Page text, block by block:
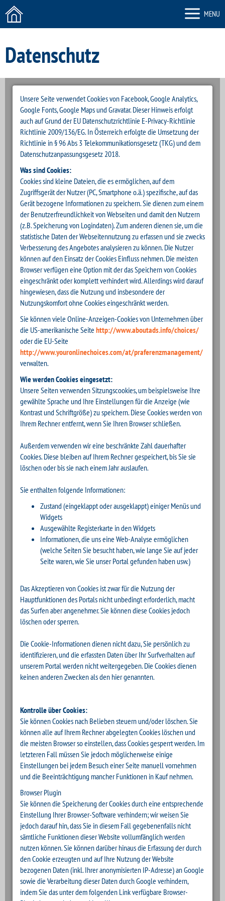
MENU
Datenschutz
Unsere Seite verwendet Cookies von Facebook, Google Analytics,
Google Fonts, Google Maps und Gravatar. Dieser Hinweis erfolgt
auch auf Grund der EU Datenschutzrichtlinie E-Privacy-Richtlinie
Richtlinie 2009/136/EG. In Österreich erfolgte die Umsetzung der
Richtlinie in § 96 Abs 3 Telekommunikationsgesetz (TKG) und dem
Datenschutzanpassungsgesetz 2018.
Was sind Cookies:
Cookies sind kleine Dateien, die es ermöglichen, auf dem
Zugriffsgerät der Nutzer (PC, Smartphone o.ä.) spezifische, auf das
Gerät bezogene Informationen zu speichern. Sie dienen zum einem
der Benutzerfreundlichkeit von Webseiten und damit den Nutzern
(z.B. Speicherung von Logindaten). Zum anderen dienen sie, um die
statistische Daten der Webseitennutzung zu erfassen und sie zwecks
Verbesserung des Angebotes analysieren zu können. Die Nutzer
können auf den Einsatz der Cookies Einfluss nehmen. Die meisten
Browser verfügen eine Option mit der das Speichern von Cookies
eingeschränkt oder komplett verhindert wird. Allerdings wird darauf
hingewiesen, dass die Nutzung und insbesondere der
Nutzungskomfort ohne Cookies eingeschränkt werden.
Sie können viele Online-Anzeigen-Cookies von Unternehmen über
die US-amerikanische Seite http://www.aboutads.info/choices/
oder die EU-Seite
http://www.youronlinechoices.com/at/praferenzmanagement/
verwalten.
Wie werden Cookies eingesetzt:
Unsere Seiten verwenden Sitzungscookies, um beispielsweise Ihre
gewählte Sprache und Ihre Einstellungen für die Anzeige (wie
Kontrast und Schriftgröße) zu speichern. Diese Cookies werden von
Ihrem Rechner entfernt, wenn Sie Ihren Browser schließen.
Außerdem verwenden wir eine beschränkte Zahl dauerhafter
Cookies. Diese bleiben auf Ihrem Rechner gespeichert, bis Sie sie
löschen oder bis sie nach einem Jahr auslaufen.
Sie enthalten folgende Informationen:
Zustand (eingeklappt oder ausgeklappt) einiger Menüs und
Widgets
Ausgewählte Registerkarte in den Widgets
Informationen, die uns eine Web-Analyse ermöglichen
(welche Seiten Sie besucht haben, wie lange Sie auf jeder
Seite waren, wie Sie unser Portal gefunden haben usw.)
Das Akzeptieren von Cookies ist zwar für die Nutzung der
Hauptfunktionen des Portals nicht unbedingt erforderlich, macht
das Surfen aber angenehmer. Sie können diese Cookies jedoch
löschen oder sperren.
Die Cookie-Informationen dienen nicht dazu, Sie persönlich zu
identifizieren, und die erfassten Daten über Ihr Surfverhalten auf
unserem Portal werden nicht weitergegeben. Die Cookies dienen
keinen anderen Zwecken als den hier genannten.
Kontrolle über Cookies:
Sie können Cookies nach Belieben steuern und/oder löschen. Sie
können alle auf Ihrem Rechner abgelegten Cookies löschen und
die meisten Browser so einstellen, dass Cookies gesperrt werden. Im
letzteren Fall müssen Sie jedoch möglicherweise einige
Einstellungen bei jedem Besuch einer Seite manuell vornehmen
und die Beeinträchtigung mancher Funktionen in Kauf nehmen.
Browser Plugin
Sie können die Speicherung der Cookies durch eine entsprechende
Einstellung Ihrer Browser-Software verhindern; wir weisen Sie
jedoch darauf hin, dass Sie in diesem Fall gegebenenfalls nicht
sämtliche Funktionen dieser Website vollumfänglich werden
nutzen können. Sie können darüber hinaus die Erfassung der durch
den Cookie erzeugten und auf Ihre Nutzung der Website
bezogenen Daten (inkl. Ihrer anonymisierten IP-Adresse) an Google
sowie die Verarbeitung dieser Daten durch Google verhindern,
indem Sie das unter dem folgenden Link verfügbare Browser-